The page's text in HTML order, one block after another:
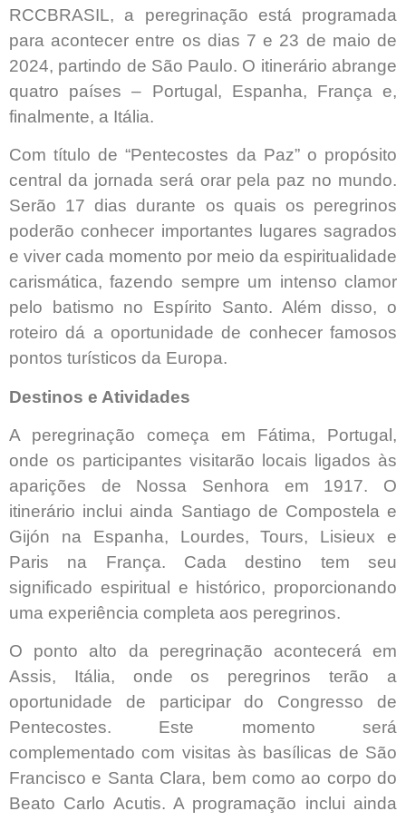
RCCBRASIL, a peregrinação está programada
para acontecer entre os dias 7 e 23 de maio de
2024, partindo de São Paulo. O itinerário abrange
quatro países – Portugal, Espanha, França e,
finalmente, a Itália.
Com título de “Pentecostes da Paz” o propósito
central da jornada será orar pela paz no mundo.
Serão 17 dias durante os quais os peregrinos
poderão conhecer importantes lugares sagrados
e viver cada momento por meio da espiritualidade
carismática, fazendo sempre um intenso clamor
pelo batismo no Espírito Santo. Além disso, o
roteiro dá a oportunidade de conhecer famosos
pontos turísticos da Europa.
Destinos e Atividades
A peregrinação começa em Fátima, Portugal,
onde os participantes visitarão locais ligados às
aparições de Nossa Senhora em 1917. O
itinerário inclui ainda Santiago de Compostela e
Gijón na Espanha, Lourdes, Tours, Lisieux e
Paris na França. Cada destino tem seu
significado espiritual e histórico, proporcionando
uma experiência completa aos peregrinos.
O ponto alto da peregrinação acontecerá em
Assis, Itália, onde os peregrinos terão a
oportunidade de participar do Congresso de
Pentecostes. Este momento será
complementado com visitas às basílicas de São
Francisco e Santa Clara, bem como ao corpo do
Beato Carlo Acutis. A programação inclui ainda